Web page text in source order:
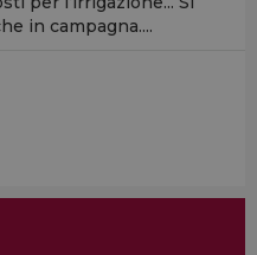
in campagna....